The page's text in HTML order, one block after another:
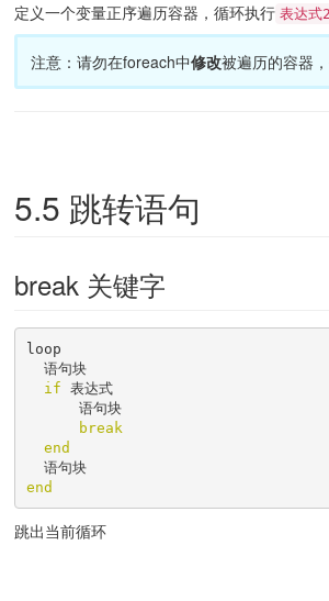
定义一个变量正序遍历容器，循环执行 表达式2
注意：请勿在foreach中修改被遍历的容器
5.5 跳转语句
break 关键字
loop
if 表达式
break
end
  语句块
end
跳出当前循环